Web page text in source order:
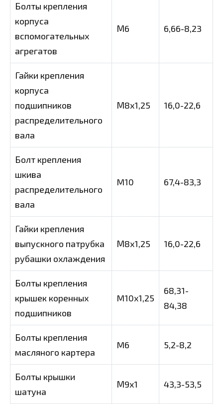
Болты крепления
корпуса
вспомогательных
агрегатов
М6 6,66-8,23
Гайки крепления
корпуса
подшипников
распределительного
вала
М8х1,25 16,0-22,6
Болт крепления
шкива
распределительного
вала
M10 67,4-83,3
Гайки крепления
выпускного патрубка
рубашки охлаждения
М8х1,25 16,0-22,6
Болты крепления
крышек коренных
подшипников
M10x1,25
68,31-
84,38
Болты крепления
масляного картера
M6 5,2-8,2
Болты крышки
шатуна
М9х1 43,3-53,5